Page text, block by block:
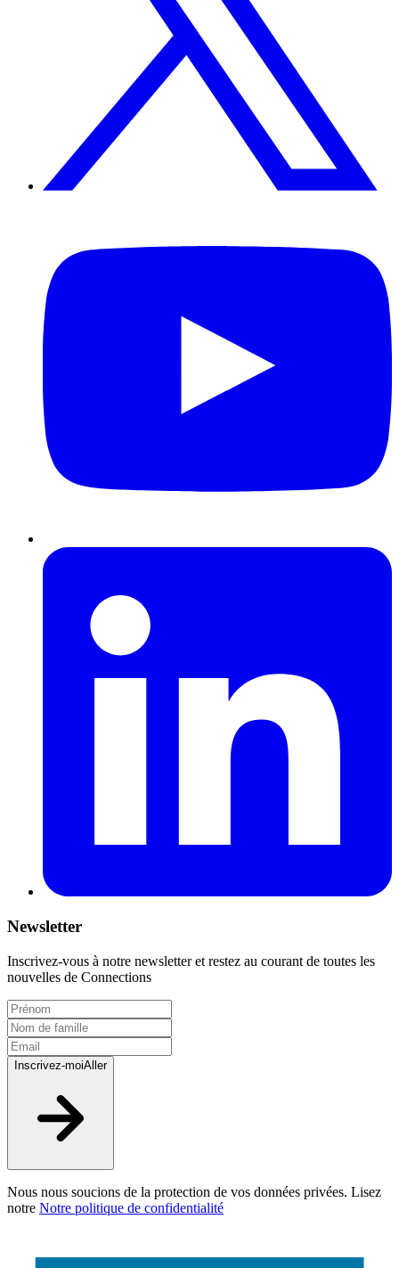
Newsletter
Inscrivez-vous à notre newsletter et restez au courant de toutes les
nouvelles de Connections
Inscrivez-moiAller
Nous nous soucions de la protection de vos données privées. Lisez
notre Notre politique de confidentialité